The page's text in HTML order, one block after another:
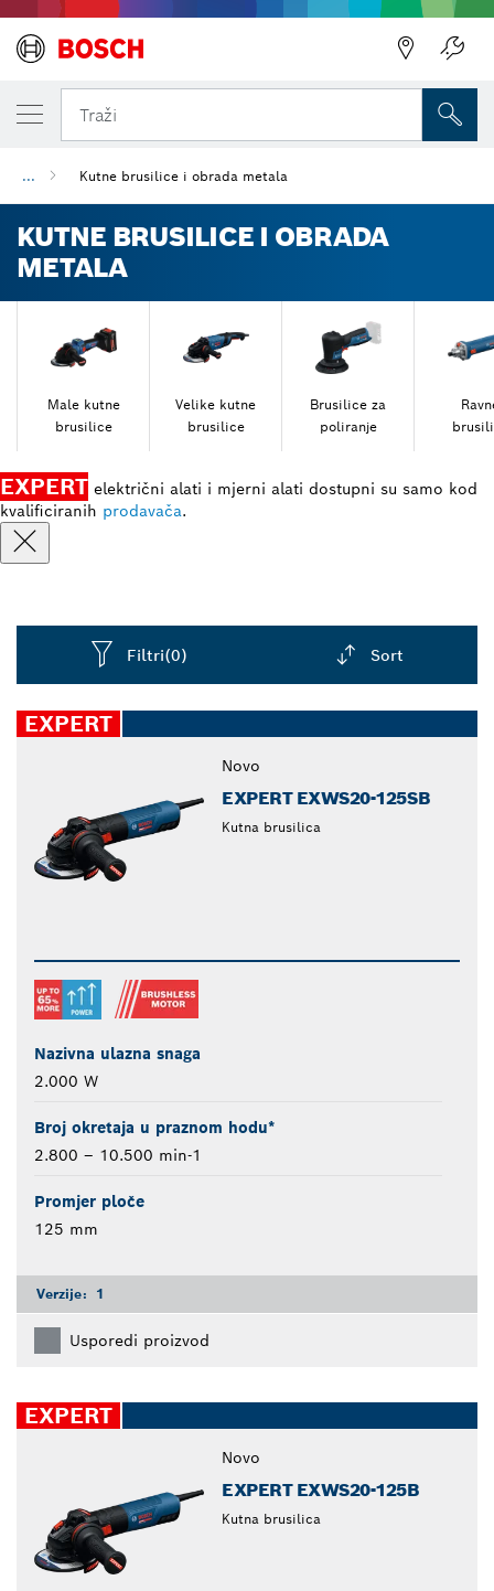
Traži
... Kutne brusilice i obrada metala
KUTNE BRUSILICE I OBRADA
METALA
Male kutne
brusilice
Velike kutne
brusilice
Brusilice za
poliranje
EXPERT električni alati i mjerni alati dostupni su samo kod
kvalificiranih prodavača.
Filtri(0) Sort
closed
EXPERT
Novo
EXPERT EXWS20-125SB
Kutna brusilica
Nazivna ulazna snaga
2.000 W
Broj okretaja u praznom hodu*
2.800 – 10.500 min-1
Promjer ploče
125 mm
Verzije: 1
Usporedi proizvod
EXPERT
Novo
EXPERT EXWS20-125B
Kutna brusilica